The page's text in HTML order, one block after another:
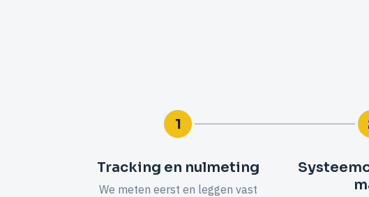
1
Tracking en nulmeting
We meten eerst en leggen vast